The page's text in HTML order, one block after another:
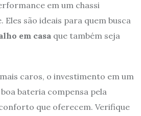
em um chassi
são ideais para quem busca
em casa que também seja
caros, o investimento em um
bateria compensa pela
que oferecem. Verifique